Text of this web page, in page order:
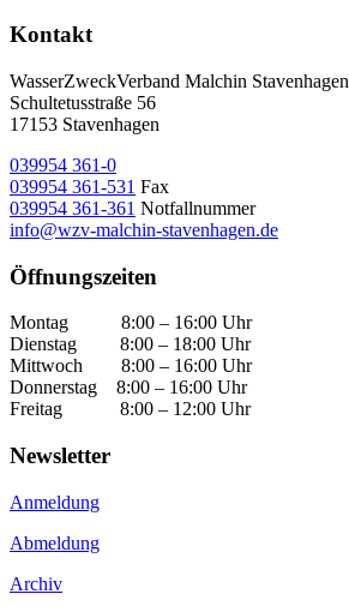
Kontakt
WasserZweckVerband­ Malchin Stavenhagen
Schultetusstraße 56
17153 Stavenhagen
039954 361-0
039954 361-531 Fax
039954 361-361 Notfallnummer
info@wzv-malchin-stavenhagen.de
Öffnungszeiten
Montag 8:00 – 16:00 Uhr
Dienstag 8:00 – 18:00 Uhr
Mittwoch 8:00 – 16:00 Uhr
Donnerstag 8:00 – 16:00 Uhr
Freitag 8:00 – 12:00 Uhr
Newsletter
Anmeldung
Abmeldung
Archiv